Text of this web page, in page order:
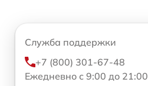
Служба поддержки
+7 (800) 301-67-48
Ежедневно с 9:00 до 21:00